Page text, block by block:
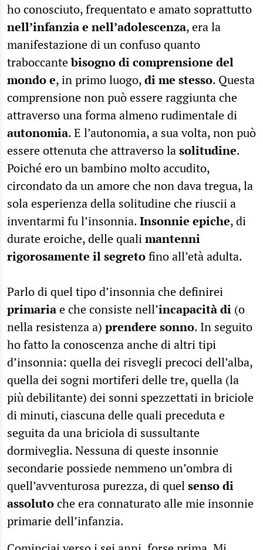
ho conosciuto, frequentato e amato soprattutto
nell’infanzia e nell’adolescenza, era la
manifestazione di un confuso quanto
traboccantebisogno di comprensione del
mondo e, in primo luogo,di me stesso. Questa
comprensione non può essere raggiunta che
attraverso una forma almeno rudimentale di
autonomia. E l’autonomia, a sua volta, non può
essere ottenuta che attraverso lasolitudine.
Poiché ero un bambino molto accudito,
circondato da un amore che non dava tregua, la
sola esperienza della solitudine che riuscii a
inventarmi fu l’insonnia.Insonnie epiche, di
durate eroiche, delle qualimantenni
rigorosamente il segretofino all’età adulta.
Parlo di quel tipo d’insonnia che definirei
primariae che consiste nell’incapacità di (o
nella resistenza a) prendere sonno. In seguito
ho fatto la conoscenza anche di altri tipi
d’insonnia: quella dei risvegli precoci dell’alba,
quella dei sogni mortiferi delle tre, quella (la
più debilitante) dei sonni spezzettati in briciole
di minuti, ciascuna delle quali preceduta e
seguita da una briciola di sussultante
dormiveglia. Nessuna di queste insonnie
secondarie possiede nemmeno un’ombra di
quell’avventurosa purezza, di quelsenso di
assolutoche era connaturato alle mie insonnie
primarie dell’infanzia.